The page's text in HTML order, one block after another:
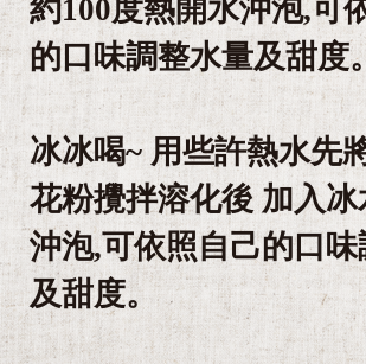
約100度熱開水沖泡,可
的口味調整水量及甜度
冰冰喝~ 用些許熱水先
花粉攪拌溶化後 加入
沖泡,可依照自己的口
及甜度。